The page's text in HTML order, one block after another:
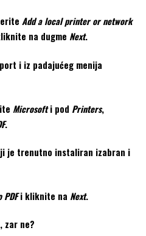
Add a local printer or network
na dugme Next.
i iz padajućeg menija
Microsofti pod Printers,
.
je trenutno instaliran izabran i
i kliknite na Next.
zar ne?